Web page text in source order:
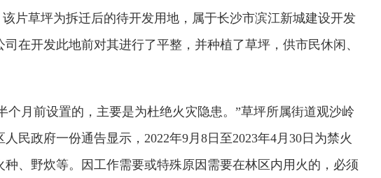
片草坪为拆迁后的待开发用地，属于长沙市滨江新城建设开发
在开发此地前对其进行了平整，并种植了草坪，供市民休闲、
个月前设置的，主要是为杜绝火灾隐患。”草坪所属街道观沙岭
民政府一份通告显示，2022年9月8日至2023年4月30日为禁火
、野炊等。因工作需要或特殊原因需要在林区内用火的，必须